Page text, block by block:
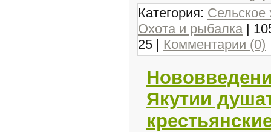
Категория: Сельское
Охота и рыбалка |
25 | Комментарии (0)
Якутии